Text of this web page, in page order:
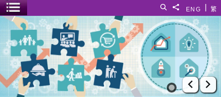
繁
ENG
分享給
搜寻
菜单开关
照顾者体验工作坊
上一张
下